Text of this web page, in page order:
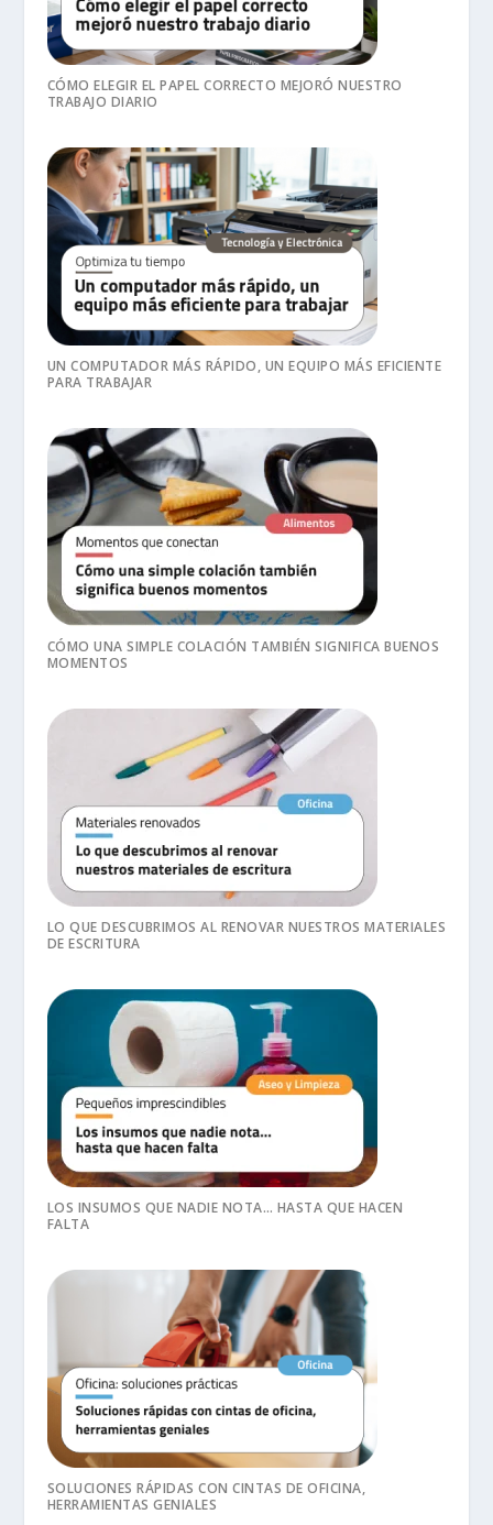
CÓMO ELEGIR EL PAPEL CORRECTO MEJORÓ NUESTRO
TRABAJO DIARIO
UN COMPUTADOR MÁS RÁPIDO, UN EQUIPO MÁS EFICIENTE
PARA TRABAJAR
CÓMO UNA SIMPLE COLACIÓN TAMBIÉN SIGNIFICA BUENOS
MOMENTOS
LO QUE DESCUBRIMOS AL RENOVAR NUESTROS MATERIALES
DE ESCRITURA
LOS INSUMOS QUE NADIE NOTA… HASTA QUE HACEN
FALTA
SOLUCIONES RÁPIDAS CON CINTAS DE OFICINA,
HERRAMIENTAS GENIALES